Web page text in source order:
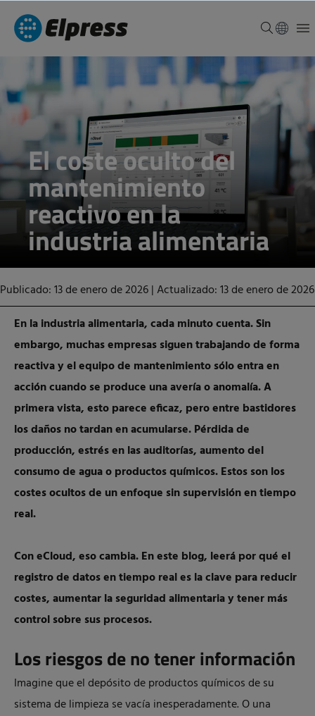
El coste oculto del
mantenimiento
reactivo en la
industria alimentaria
Publicado: 13 de enero de 2026|Actualizado: 13 de enero de 2026
En la industria alimentaria, cada minuto cuenta. Sin
embargo, muchas empresas siguen trabajando de forma
reactiva y el equipo de mantenimiento sólo entra en
acción cuando se produce una avería o anomalía. A
primera vista, esto parece eficaz, pero entre bastidores
los daños no tardan en acumularse. Pérdida de
producción, estrés en las auditorías, aumento del
consumo de agua o productos químicos. Estos son los
costes ocultos de un enfoque sin supervisión en tiempo
real.
Con eCloud, eso cambia. En este blog, leerá por qué el
registro de datos en tiempo real es la clave para reducir
costes, aumentar la seguridad alimentaria y tener más
control sobre sus procesos.
Los riesgos de no tener información
Imagine que el depósito de productos químicos de su
sistema de limpieza se vacía inesperadamente. O una